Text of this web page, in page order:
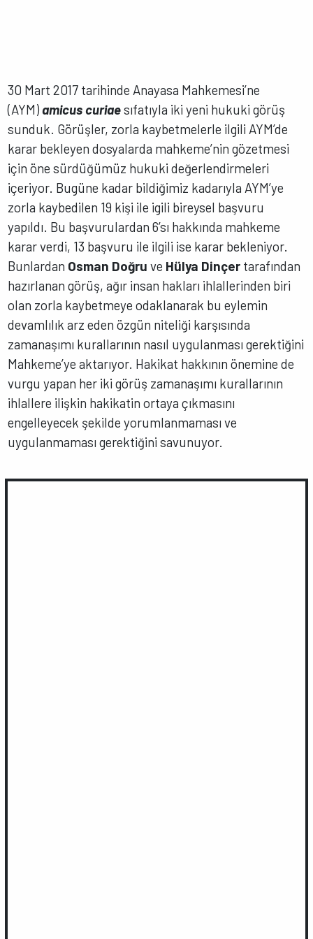
30 Mart 2017 tarihinde Anayasa Mahkemesi’ne
(AYM)amicus curiaesıfatıyla iki yeni hukuki görüş
sunduk. Görüşler, zorla kaybetmelerle ilgili AYM’de
karar bekleyen dosyalarda mahkeme’nin gözetmesi
için öne sürdüğümüz hukuki değerlendirmeleri
içeriyor. Bugüne kadar bildiğimiz kadarıyla AYM’ye
zorla kaybedilen 19 kişi ile igili bireysel başvuru
yapıldı. Bu başvurulardan 6’sı hakkında mahkeme
karar verdi, 13 başvuru ile ilgili ise karar bekleniyor.
Bunlardan Osman Doğru ve Hülya Dinçer tarafından
hazırlanan görüş, ağır insan hakları ihlallerinden biri
olan zorla kaybetmeye odaklanarak bu eylemin
devamlılık arz eden özgün niteliği karşısında
zamanaşımı kurallarının nasıl uygulanması gerektiğini
Mahkeme’ye aktarıyor. Hakikat hakkının önemine de
vurgu yapan her iki görüş zamanaşımı kurallarının
ihlallere ilişkin hakikatin ortaya çıkmasını
engelleyecek şekilde yorumlanmaması ve
uygulanmaması gerektiğini savunuyor.